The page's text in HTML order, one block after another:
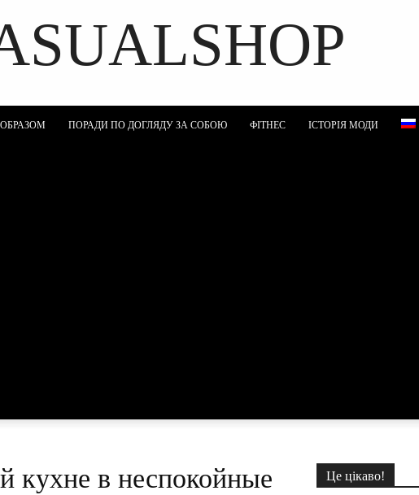
ПОРАДИ ПО ДОГЛЯДУ ЗА СОБОЮ ФІТНЕС ІСТОРІЯ МОДИ
кухне в неспокойные
Це цікаво!